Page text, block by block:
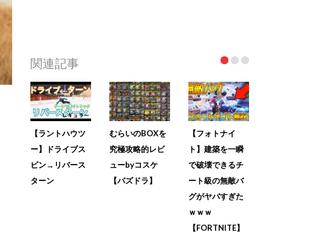
関連記事
【ラントハウツ
ー】ドライブス
ピン→リバース
ターン
むらいのBOXを
究極攻略的レビ
ューbyコスケ
【パズドラ】
【フォトナイ
ト】建築を一瞬
で破壊できるチ
ート級の無敵バ
グがヤバすぎた
ｗｗｗ
【FORTNITE】